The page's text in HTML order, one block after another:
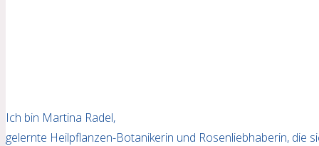
Ich bin Martina Radel,
gelernte Heilpflanzen-Botanikerin und Rosenliebhaberin, die